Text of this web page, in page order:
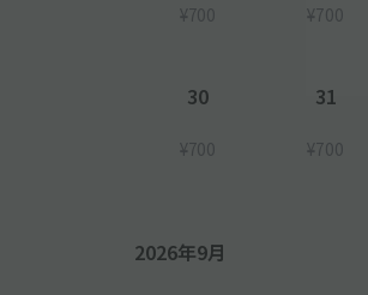
¥700 ¥700
30
¥700
31
¥700
2026年9月